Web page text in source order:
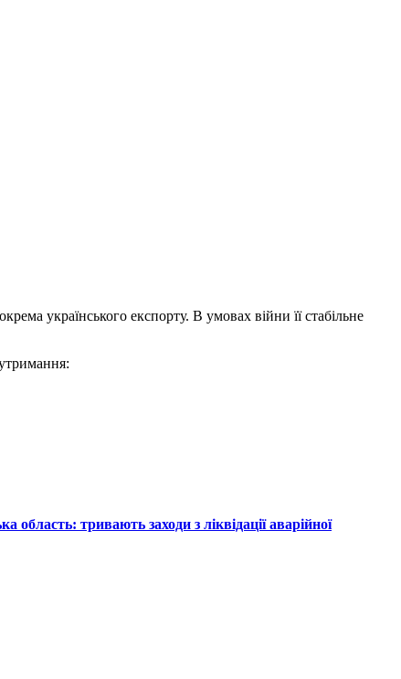
українського експорту. В умовах війни її стабільне
область: тривають заходи з ліквідації аварійної